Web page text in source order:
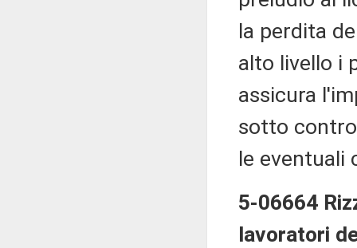
la perdita
alto livello i
assicura
sotto
le eventuali
5-06664
lavoratori